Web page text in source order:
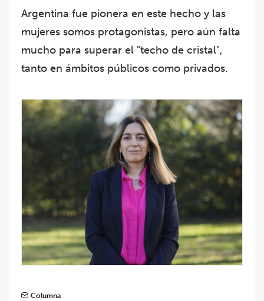
Argentina fue pionera en este hecho y las
mujeres somos protagonistas, pero aún falta
mucho para superar el "techo de cristal",
tanto en ámbitos públicos como privados.
Columna